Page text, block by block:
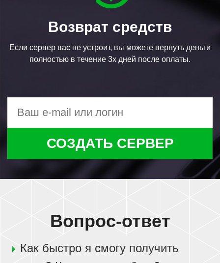
Возврат средств
Если сервер вас не устроит, вы можете вернуть деньги
полностью в течение 3х дней после оплаты.
СОЗДАТЬ СЕРВЕР
Вопрос-ответ
Как быстро я смогу получить